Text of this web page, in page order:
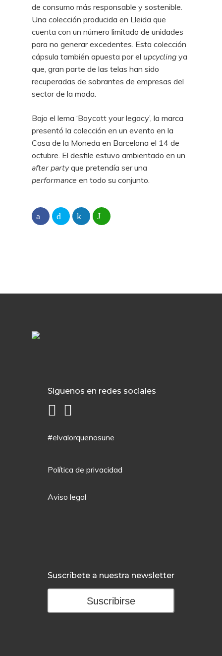
de consumo más responsable y sostenible.
Una colección producida en Lleida que
cuenta con un número limitado de unidades
para no generar excedentes. Esta colección
cápsula también apuesta por el upcycling ya
que, gran parte de las telas han sido
recuperadas de sobrantes de empresas del
sector de la moda.
Bajo el lema ‘Boycott your legacy’, la marca
presentó la colección en un evento en la
Casa de la Moneda en Barcelona el 14 de
octubre. El desfile estuvo ambientado en un
after partyque pretendía ser una
performance en todo su conjunto.
Síguenos en redes sociales
#elvalorquenosune
Política de privacidad
Aviso legal
Suscríbete a nuestra newsletter
Suscribirse